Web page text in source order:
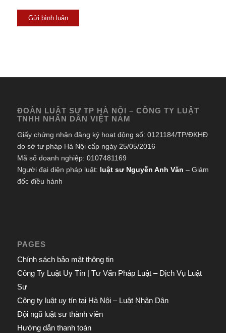
ĐOÀN LUẬT SƯ TP HÀ NỘI – CÔNG TY LUẬT
TNHH NHÂN DÂN VIỆT NAM
Giấy chứng nhận đăng ký hoạt động số: 0121184/TP/ĐKHĐ
do sở tư pháp Hà Nội cấp ngày 25/05/2016
Mã số doanh nghiệp: 0107481169
Người đại diện pháp luật: luật sư Nguyễn Anh Văn – Giám
đốc điều hành
PAGES
Chính sách bảo mật thông tin
Công Ty Luật Uy Tín | Tư Vấn Pháp Luật – Dịch Vụ Luật
Sư
Công ty luật uy tín tại Hà Nội – Luật Nhân Dân
Đội ngũ luật sư thành viên
Hướng dẫn thanh toán